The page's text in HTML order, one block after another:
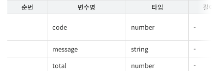
순번 변수명 타입 길이
code number -
message string
-
total
number
-